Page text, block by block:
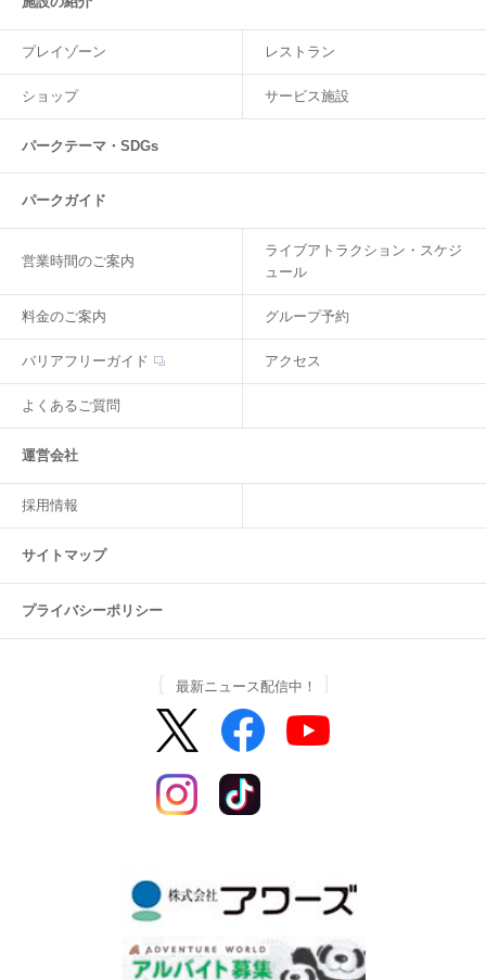
プレイゾーン レストラン
ショップ サービス施設
パークテーマ・SDGs
パークガイド
営業時間のご案内
ライブアトラクション・スケジ
ュール
料金のご案内 グループ予約
バリアフリーガイド アクセス
よくあるご質問
運営会社
採用情報
サイトマップ
プライバシーポリシー
最新ニュース配信中！